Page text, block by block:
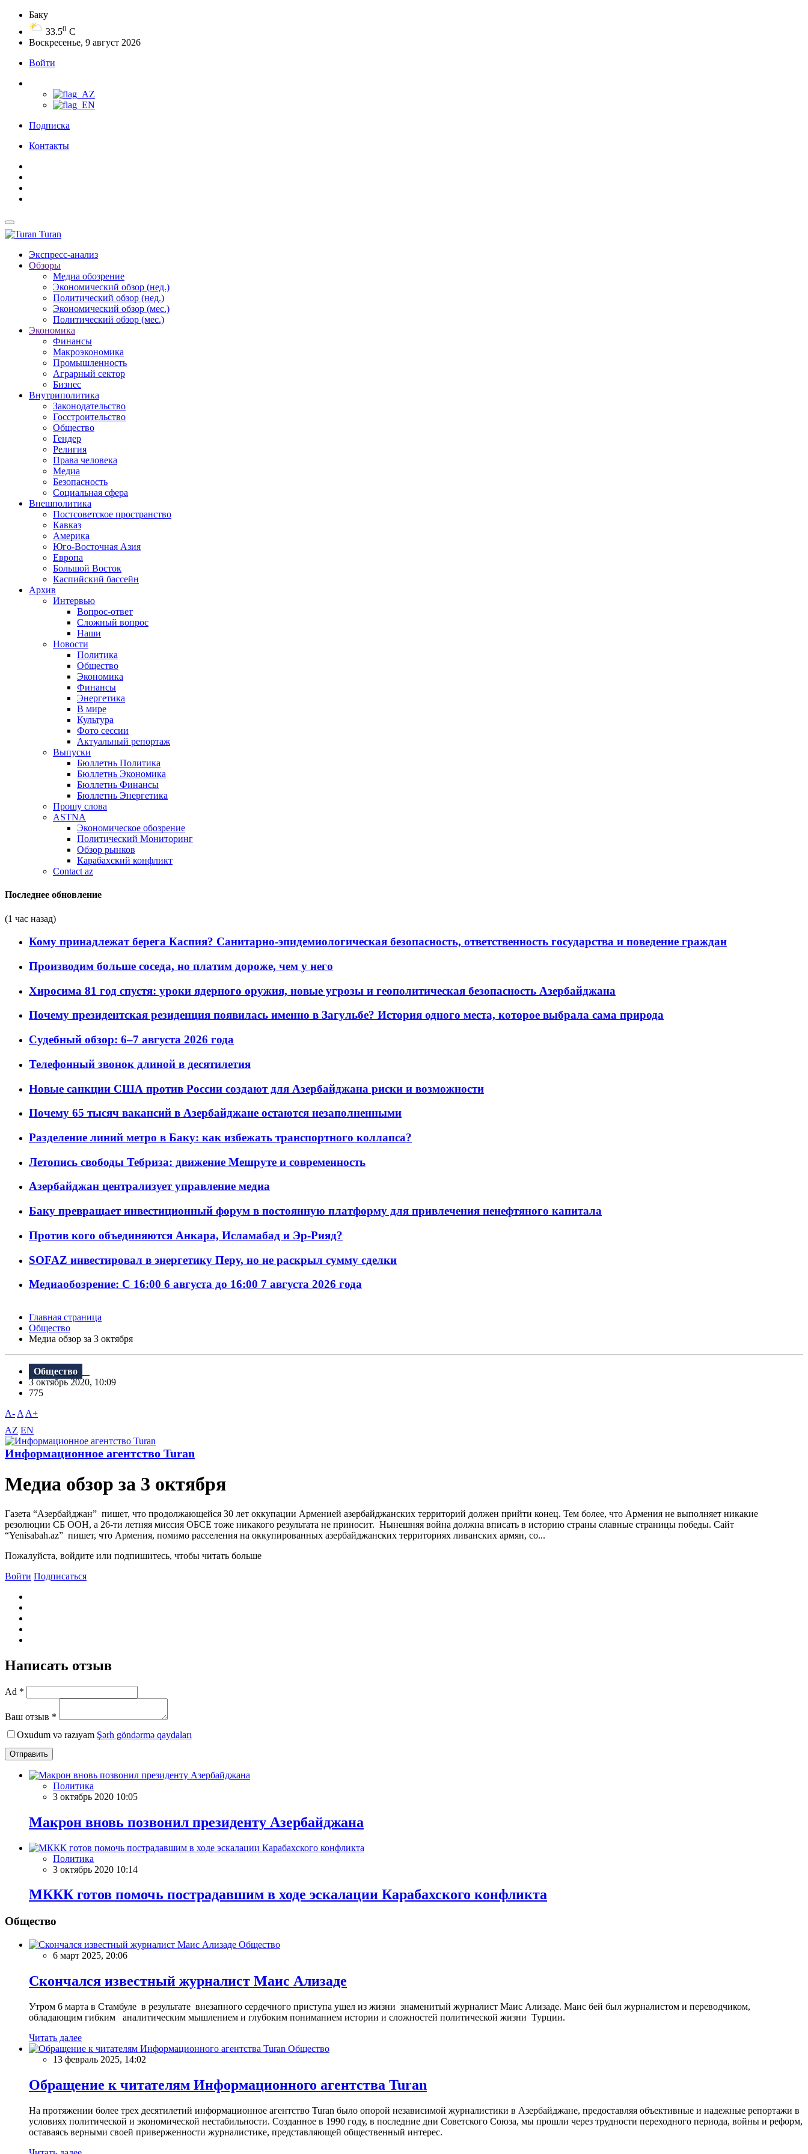
Баку
33.50 C
Воскресенье, 9 август 2026
Войти
Подписка
Контакты
Turan
Экспресс-анализ
Обзоры
Медиа обозрение
Экономический обзор (нед.)
Политический обзор (нед.)
Экономический обзор (мес.)
Политический обзор (мес.)
Экономика
Финансы
Макроэкономика
Промышленность
Аграрный сектор
Бизнес
Внутриполитика
Законодательство
Госстроительство
Общество
Гендер
Религия
Права человека
Медиа
Безопасность
Социальная сфера
Внешполитика
Постсоветское пространство
Кавказ
Америка
Юго-Восточная Азия
Европа
Большой Восток
Каспийский бассейн
Архив
Интервью
Вопрос-ответ
Сложный вопрос
Наши
Новости
Политика
Общество
Экономика
Финансы
Энергетика
В мире
Культура
Фото сессии
Актуальный репортаж
Выпуски
Бюллетнь Политика
Бюллетнь Экономика
Бюллетнь Финансы
Бюллетнь Энергетика
Прошу слова
ASTNA
Экономическое обозрение
Политический Мониторинг
Обзор рынков
Карабахский конфликт
Contact az
Последнее обновление
(1 час назад)
Кому принадлежат берега Каспия? Санитарно-эпидемиологическая безопасность, ответственность государства и поведение граждан
Производим больше соседа, но платим дороже, чем у него
Хиросима 81 год спустя: уроки ядерного оружия, новые угрозы и геополитическая безопасность Азербайджана
Почему президентская резиденция появилась именно в Загульбе? История одного места, которое выбрала сама природа
Судебный обзор: 6–7 августа 2026 года
Телефонный звонок длиной в десятилетия
Новые санкции США против России создают для Азербайджана риски и возможности
Почему 65 тысяч вакансий в Азербайджане остаются незаполненными
Разделение линий метро в Баку: как избежать транспортного коллапса?
Летопись свободы Тебриза: движение Мешруте и современность
Азербайджан централизует управление медиа
Баку превращает инвестиционный форум в постоянную платформу для привлечения ненефтяного капитала
Против кого объединяются Анкара, Исламабад и Эр-Рияд?
SOFAZ инвестировал в энергетику Перу, но не раскрыл сумму сделки
Медиаобозрение: С 16:00 6 августа до 16:00 7 августа 2026 года
Главная страница
Общество
Meдиа обзор за 3 октября
Общество
3 октябрь 2020, 10:09
775
A- A A+
AZ EN
Информационное агентство Turan
Meдиа обзор за 3 октября
Газета “Aзербайджан” пишет, что продолжающейся 30 лет оккупации Арменией азербайджанских территорий должен прийти конец. Тем более, что Армения не выполняет никакие
резолюции СБ ООН, а 26-ти летняя миссия ОБСЕ тоже никакого результата не приносит. Нынешняя война должна вписать в историю страны славные страницы победы. Сайт
“Yenisabah.az” пишет, что Армения, помимо расселения на оккупированных азербайджанских территориях ливанских армян, со...
Пожалуйста, войдите или подпишитесь, чтобы читать больше
Войти Подписаться
Написать отзыв
Ad *
Ваш отзыв *
Oxudum və razıyam Şərh göndərmə qaydaları
Отправить
Политика
3 октябрь 2020 10:05
Макрон вновь позвонил президенту Азербайджана
Политика
3 октябрь 2020 10:14
МККК готов помочь пострадавшим в ходе эскалации Карабахского конфликта
Общество
Общество
6 март 2025, 20:06
Скончался известный журналист Маис Ализаде
Утром 6 марта в Стамбуле в результате внезапного сердечного приступа ушел из жизни знаменитый журналист Маис Ализаде. Маис бей был журналистом и переводчиком,
обладающим гибким аналитическим мышлением и глубоким пониманием истории и сложностей политической жизни Турции.
Читать далее
Общество
13 февраль 2025, 14:02
Обращение к читателям Информационного агентства Turan
На протяжении более трех десятилетий информационное агентство Turan было опорой независимой журналистики в Азербайджане, предоставляя объективные и надежные репортажи в
условиях политической и экономической нестабильности. Созданное в 1990 году, в последние дни Советского Союза, мы прошли через трудности переходного периода, войны и реформ,
оставаясь верными своей приверженности журналистике, представляющей общественный интерес.